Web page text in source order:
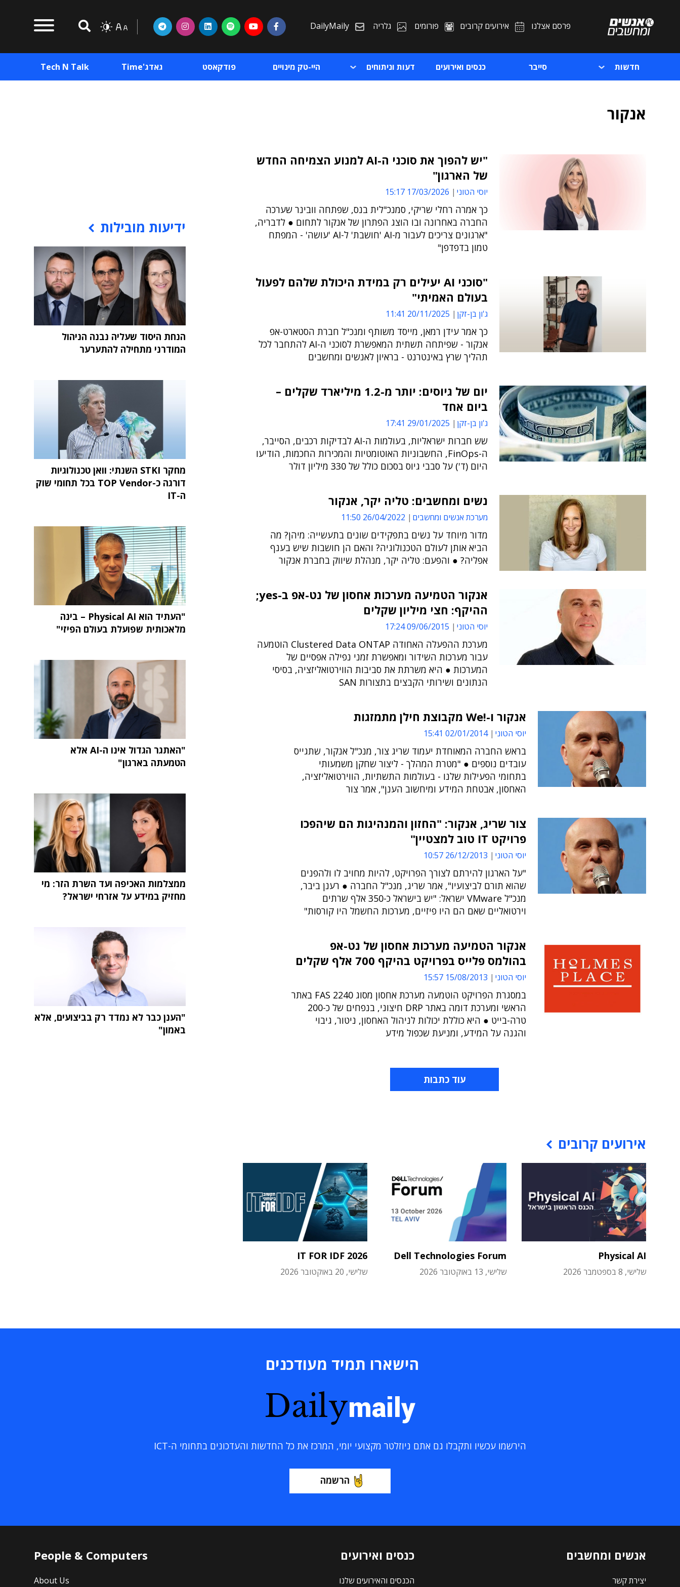
פרסם אצלנו אירועים קרובים פורומים גלריה DailyMaily
חדשות סייבר כנסים ואירועים דעות וניתוחים היי-טק מינויים פודקאסט גאדג'Time Tech N Talk
אנקור
"יש להפוך את סוכני ה-AI למנוע הצמיחה החדש
של הארגון"
יוסי הטוני 17/03/2026 15:17
כך אמרה רחלי שריקי, סמנכ"לית בנס, שפתחה וובינר שערכה
החברה באחרונה ובו הוצג הפתרון של אנקור לתחום ● לדבריה,
"ארגונים צריכים לעבור מ-AI 'חושבת' ל-AI 'עושה' - המפתח
טמון בדפדפן"
"סוכני AI יעילים רק במידת היכולת שלהם לפעול
בעולם האמיתי"
ג'ון בן-זקן 20/11/2025 11:41
כך אמר עידן רמאן, מייסד משותף ומנכ"ל חברת הסטארט-אפ
אנקור - שפיתחה תשתית המאפשרת לסוכני ה-AI להתחבר לכל
תהליך שרץ באינטרנט - בראיון לאנשים ומחשבים
יום של גיוסים: יותר מ-1.2 מיליארד שקלים –
ביום אחד
ג'ון בן-זקן 29/01/2025 17:41
שש חברות ישראליות, בעולמות ה-AI לבדיקות רכבים, הסייבר,
ה-FinOps, החשבוניות האוטומטיות והמכירות החכמות, הודיעו
היום (ד') על סבבי גיוס בסכום כולל של 330 מיליון דולר
נשים ומחשבים: טליה יקר, אנקור
מערכת אנשים ומחשבים 26/04/2022 11:50
מדור מיוחד על נשים בתפקידים שונים בתעשייה: מיהן? מה
הביא אותן לעולם הטכנולוגיה? והאם הן חושבות שיש בענף
אפליה? ● והפעם: טליה יקר, מנהלת שיווק בחברת אנקור
אנקור הטמיעה מערכות אחסון של נט-אפ ב-yes;
ההיקף: חצי מיליון שקלים
יוסי הטוני 09/06/2015 17:24
מערכת ההפעלה האחודה Clustered Data ONTAP הוטמעה
עבור מערכות השידור ומאפשרת זמני נפילה אפסיים של
המערכות ● היא משרתת את סביבות הווירטואליזציה, בסיסי
הנתונים ושירותי הקבצים בתצורות SAN
אנקור ו-!We מקבוצת חילן מתמזגות
יוסי הטוני 02/01/2014 15:41
בראש החברה המאוחדת יעמוד שריג צור, מנכ"ל אנקור, שתגייס
עובדים נוספים ● "מטרת המהלך - ליצור שחקן משמעותי
בתחומי הפעילות שלנו - בעולמות התשתיות, הווירטואליזציה,
האחסון, אבטחת המידע ומיחשוב הענן", אמר צור
צור שריג, אנקור: "החזון והמנהיגות הם שיהפכו
פרויקט IT טוב למצטיין"
יוסי הטוני 26/12/2013 10:57
"על הארגון להירתם לצורך הפרויקט, להיות מחויב לו ולהפנים
שהוא תורם לביצועיו", אמר שריג, מנכ"ל החברה ● רענן ביבר,
מנכ"ל VMware ישראל: "יש בישראל כ-350 אלף שרתים
וירטואליים שאם הם היו פיזיים, מערכות החשמל היו קורסות"
אנקור הטמיעה מערכות אחסון של נט-אפ
בהולמס פלייס בפרויקט בהיקף 700 אלף שקלים
יוסי הטוני 15/08/2013 15:57
במסגרת הפרויקט הוטמעה מערכת אחסון מסוג FAS 2240 באתר
הראשי ומערכת דומה באתר DRP חיצוני, בנפחים של כ-200
טרה-בייט ● היא כוללת יכולות לניהול האחסון, ניטור, גיבוי
והגנה על המידע, ומניעת שכפול מידע
עוד כתבות
אירועים קרובים
Physical AI
שלישי, 8 בספטמבר 2026
Dell Technologies Forum
שלישי, 13 באוקטובר 2026
IT FOR IDF 2026
שלישי, 20 באוקטובר 2026
ידיעות מובילות
הנחת היסוד שעליה נבנה הניהול
המודרני מתחילה להתערער
מחקר STKI השנתי: וואן טכנולוגיות
דורגה כ-TOP Vendor בכל תחומי שוק
ה-IT
"העתיד הוא Physical AI – בינה
מלאכותית שפועלת בעולם הפיזי"
"האתגר הגדול אינו ה-AI אלא
הטמעתה בארגון"
ממצלמות האכיפה ועד השרת הזר: מי
מחזיק במידע על אזרחי ישראל?
"הענן כבר לא נמדד רק בביצועים, אלא
באמון"
הישארו תמיד מעודכנים
Dailymaily
הירשמו עכשיו ותקבלו גם אתם ניוזלטר מקצועי יומי, המרכז את כל החדשות והעדכונים בתחומי ה-ICT
הרשמה
אנשים ומחשבים
יצירת קשר
כנסים ואירועים
הכנסים והאירועים שלנו
People & Computers
About Us